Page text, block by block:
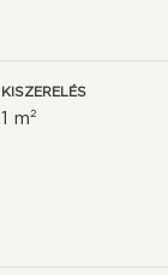
KISZERELÉS
1 m²